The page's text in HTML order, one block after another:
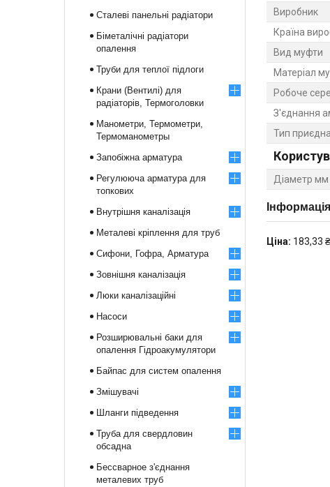
Виробник
Країна
Вид муфти
Матеріал
Робоче
З'єднання
Тип
Діаметр мм
Ціна: 183,33 ₴
Сталеві панельні радіатори
Біметалічні радіатори
опалення
Труби для теплої підлоги
Крани (Вентилі) для
радіаторів, Термоголовки
Манометри, Термометри,
Термоманометры
Запобіжна арматура
Регулююча арматура для
топкових
Внутрішня каналізація
Металеві кріплення для труб
Сифони, Гофра, Арматура
Зовнішня каналізація
Люки каналізаційні
Насоси
Розширювальні баки для
опалення Гідроакумулятори
Байпас для систем опалення
Змішувачі
Шланги підведення
Труба для свердловин
обсадна
Бессварное з'єднання
металевих труб